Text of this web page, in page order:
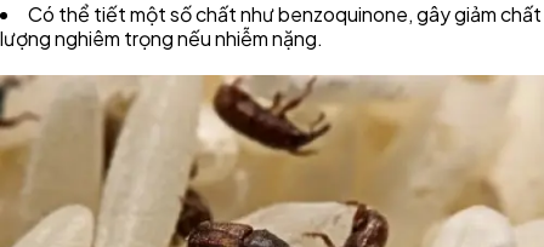
Có thể tiết một số chất như benzoquinone, gây giảm chất
lượng nghiêm trọng nếu nhiễm nặng.